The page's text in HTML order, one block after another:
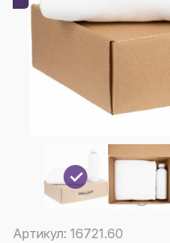
Артикул: 16721.60